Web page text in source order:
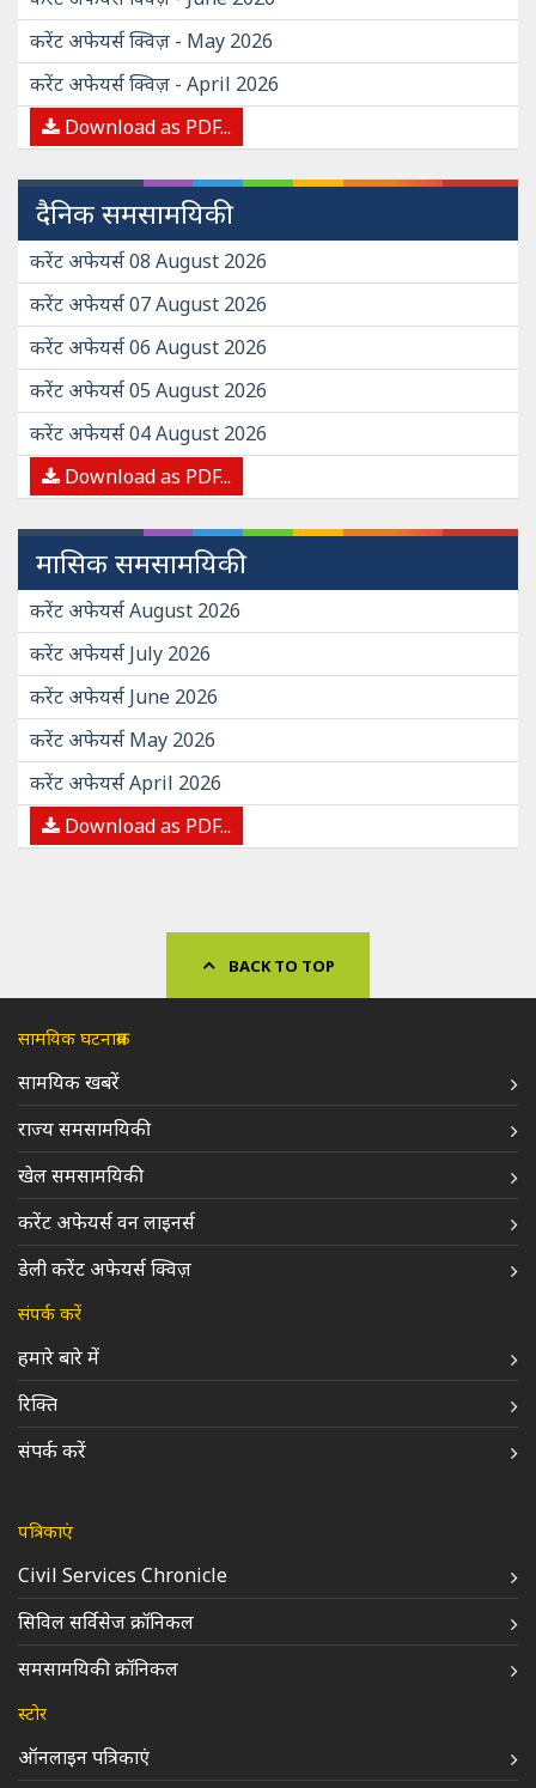
करेंट अफेयर्स क्विज़ - May 2026
करेंट अफेयर्स क्विज़ - April 2026
Download as PDF...
दैनिक समसामयिकी
करेंट अफेयर्स 08 August 2026
करेंट अफेयर्स 07 August 2026
करेंट अफेयर्स 06 August 2026
करेंट अफेयर्स 05 August 2026
करेंट अफेयर्स 04 August 2026
Download as PDF...
मासिक समसामयिकी
करेंट अफेयर्स August 2026
करेंट अफेयर्स July 2026
करेंट अफेयर्स June 2026
करेंट अफेयर्स May 2026
करेंट अफेयर्स April 2026
Download as PDF...
BACK TO TOP
सामयिक घटनाक्रम
सामयिक खबरें
राज्य समसामयिकी
खेल समसामयिकी
करेंट अफेयर्स वन लाइनर्स
डेली करेंट अफेयर्स क्विज़
संपर्क करें
हमारे बारे में
रिक्ति
संपर्क करें
पत्रिकाएं
Civil Services Chronicle
सिविल सर्विसेज क्रॉनिकल
समसामयिकी क्रॉनिकल
स्टोर
ऑनलाइन पत्रिकाएं